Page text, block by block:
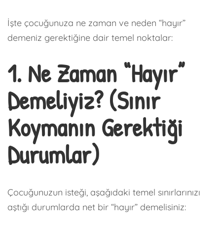
İşte çocuğunuza ne zaman ve neden “hayır”
demeniz gerektiğine dair temel noktalar:
1. Ne Zaman “Hayır”
Demeliyiz? (Sınır
Koymanın Gerektiği
Durumlar)
Çocuğunuzun isteği, aşağıdaki temel sınırlarınızı
aştığı durumlarda net bir “hayır” demelisiniz: